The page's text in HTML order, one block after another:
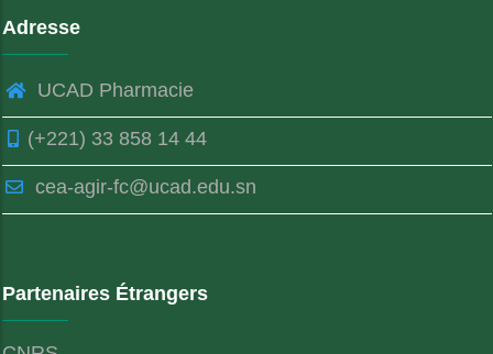
Adresse
UCAD Pharmacie
(+221) 33 858 14 44
cea-agir-fc@ucad.edu.sn
Partenaires Étrangers